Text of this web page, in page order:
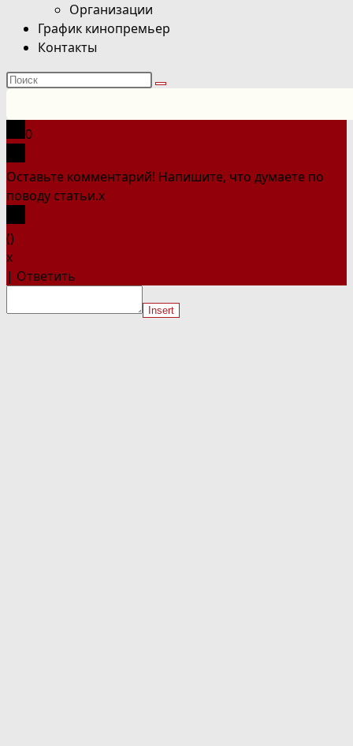
Организации
График кинопремьер
Контакты
Поиск
сайте
0
Оставьте комментарий! Напишите, что думаете по
поводу статьи.x
()
x
| Ответить
Insert